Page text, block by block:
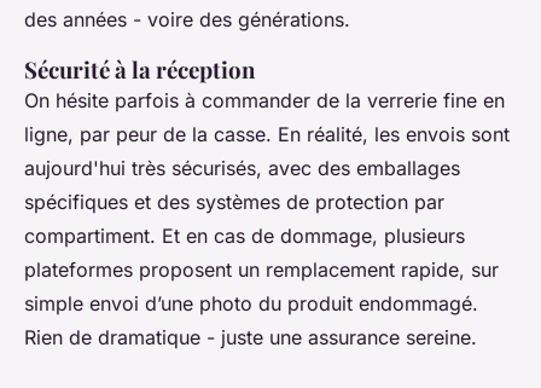
des années - voire des générations.
Sécurité à la réception
On hésite parfois à commander de la verrerie fine en
ligne, par peur de la casse. En réalité, les envois sont
aujourd'hui très sécurisés, avec des emballages
spécifiques et des systèmes de protection par
compartiment. Et en cas de dommage, plusieurs
plateformes proposent un remplacement rapide, sur
simple envoi d’une photo du produit endommagé.
Rien de dramatique - juste une assurance sereine.